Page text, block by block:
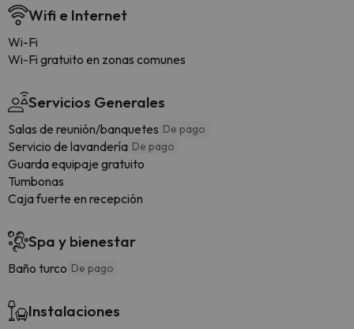
Wifi e Internet
Wi-Fi
Wi-Fi gratuito en zonas comunes
Servicios Generales
Salas de reunión/banquetes De pago
Servicio de lavandería De pago
Guarda equipaje gratuito
Tumbonas
Caja fuerte en recepción
Spa y bienestar
Baño turco De pago
Instalaciones